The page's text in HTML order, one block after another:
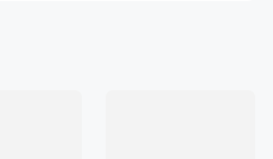
错下，洞宾失去法力，被